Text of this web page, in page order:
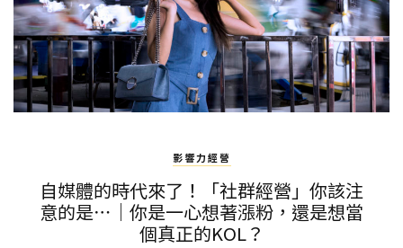
影響力經營
自媒體的時代來了！「社群經營」你該注
意的是⋯｜你是一心想著漲粉，還是想當
個真正的KOL？